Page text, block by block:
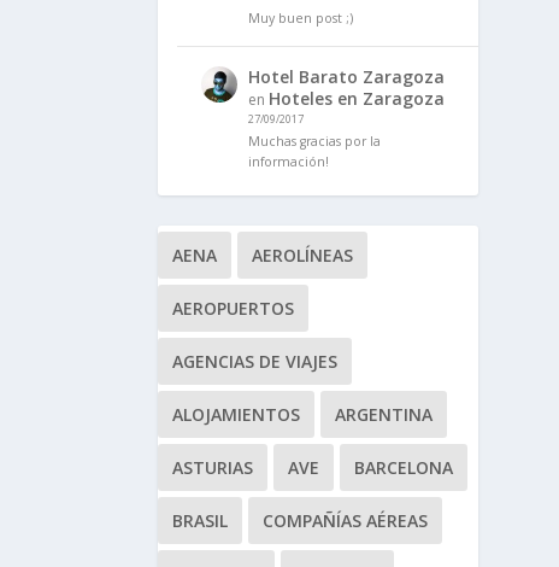
Muy buen post ;)
Hotel Barato Zaragoza
en Hoteles en Zaragoza
27/09/2017
Muchas gracias por la
información!
AENA AEROLÍNEAS
AEROPUERTOS
AGENCIAS DE VIAJES
ALOJAMIENTOS ARGENTINA
ASTURIAS AVE BARCELONA
BRASIL COMPAÑÍAS AÉREAS